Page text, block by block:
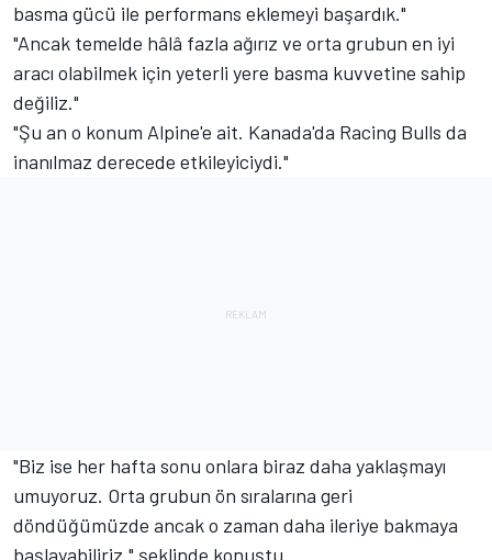
basma gücü ile performans eklemeyi başardık."
"Ancak temelde hâlâ fazla ağırız ve orta grubun en iyi
aracı olabilmek için yeterli yere basma kuvvetine sahip
değiliz."
"Şu an o konum Alpine'e ait. Kanada'da Racing Bulls da
inanılmaz derecede etkileyiciydi."
"Biz ise her hafta sonu onlara biraz daha yaklaşmayı
umuyoruz. Orta grubun ön sıralarına geri
döndüğümüzde ancak o zaman daha ileriye bakmaya
başlayabiliriz." şeklinde konuştu.